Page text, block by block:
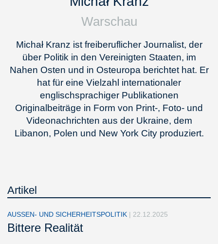
Warschau
Michał Kranz ist freiberuflicher Journalist, der
über Politik in den Vereinigten Staaten, im
Nahen Osten und in Osteuropa berichtet hat. Er
hat für eine Vielzahl internationaler
englischsprachiger Publikationen
Originalbeiträge in Form von Print-, Foto- und
Videonachrichten aus der Ukraine, dem
Libanon, Polen und New York City produziert.
Artikel
AUSSEN- UND SICHERHEITSPOLITIK | 22.12.2025
Bittere Realität